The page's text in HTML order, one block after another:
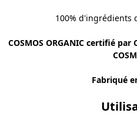
100% d'ingrédients
COSMOS ORGANIC certifié
Fabriqué